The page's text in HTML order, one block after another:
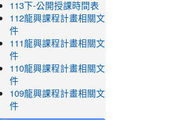
113下-公開授課時間表
112龍興課程計畫相關文
件
111龍興課程計畫相關文
件
110龍興課程計畫相關文
件
109龍興課程計畫相關文
件